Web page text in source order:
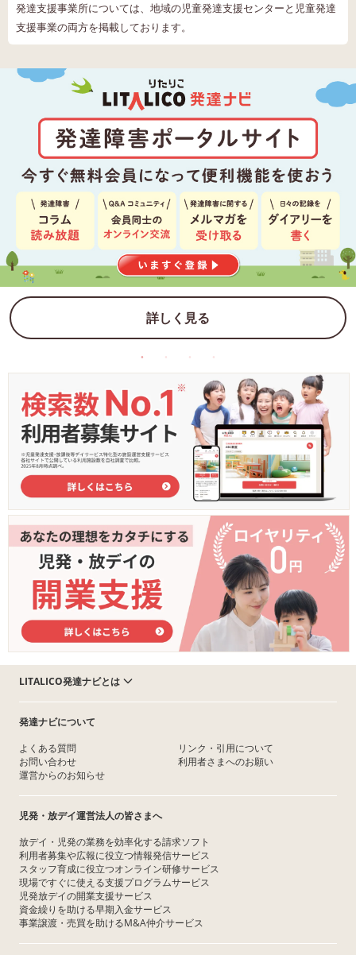
発達支援事業所については、地域の児童発達支援センターと児童発達
支援事業の両方を掲載しております。
詳しく見る
LITALICO発達ナビとは
発達ナビについて
よくある質問
お問い合わせ
運営からのお知らせ
リンク・引用について
利用者さまへのお願い
児発・放デイ運営法人の皆さまへ
放デイ・児発の業務を効率化する請求ソフト
利用者募集や広報に役立つ情報発信サービス
スタッフ育成に役立つオンライン研修サービス
現場ですぐに使える支援プログラムサービス
児発放デイの開業支援サービス
資金繰りを助ける早期入金サービス
事業譲渡・売買を助けるM&A仲介サービス